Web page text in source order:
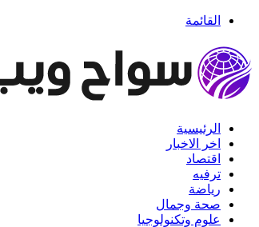
القائمة
الرئيسية
اخر الاخبار
اقتصاد
ترفيه
رياضة
صحة وجمال
علوم وتكنولوجيا